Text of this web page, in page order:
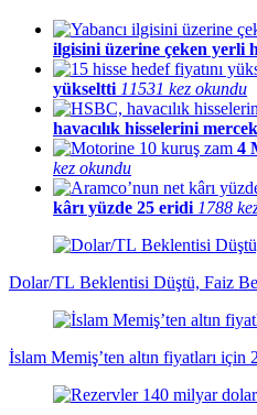
ilgisini üzerine çeken yerli
yükseltti 11531 kez okundu
havacılık hisselerini
4
kez okundu
kârı yüzde 25 eridi 1788
Dolar/TL Beklentisi Düştü, Faiz
İslam Memiş’ten altın fiyatları için